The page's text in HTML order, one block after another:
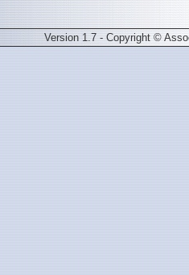
Version 1.7 - Copyright ©